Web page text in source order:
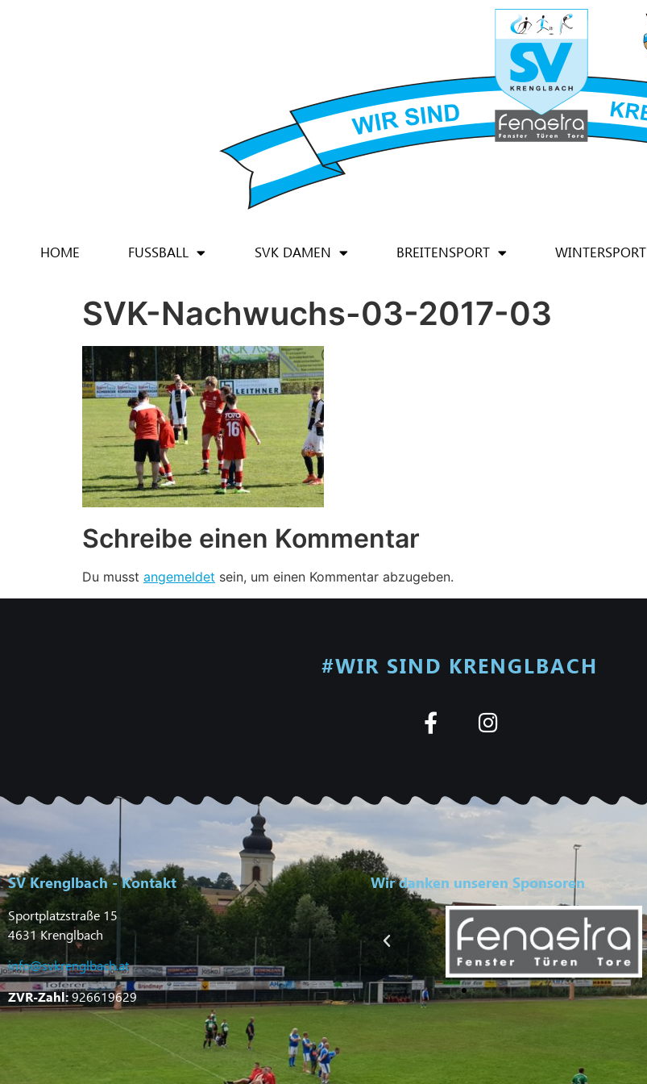
HOME FUSSBALL SVK DAMEN BREITENSPORT WINTERSPORT
SVK-Nachwuchs-03-2017-03
Schreibe einen Kommentar
Du musst angemeldet sein, um einen Kommentar abzugeben.
#WIR SIND KRENGLBACH
SV Krenglbach - Kontakt
Sportplatzstraße 15
4631 Krenglbach
info@svkrenglbach.at
ZVR-Zahl:926619629
Wir danken unseren Sponsoren